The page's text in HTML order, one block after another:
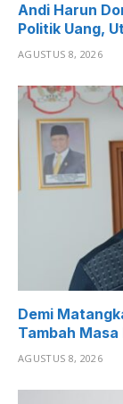
Andi Harun
Politik Uang,
AGUSTUS 8, 2026
Demi
Tambah Masa
AGUSTUS 8, 2026